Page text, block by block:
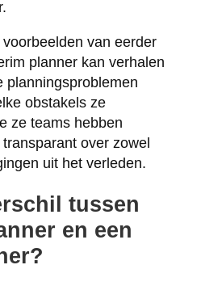
van eerder
planner kan verhalen
planningsproblemen
obstakels ze
ze teams hebben
over zowel
uit het verleden.
tussen
en een